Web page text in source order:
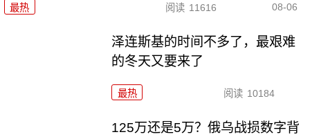
最热 阅读 11616 08-06
泽连斯基的时间不多了，最艰难
的冬天又要来了
最热 阅读 10184
125万还是5万？俄乌战损数字背